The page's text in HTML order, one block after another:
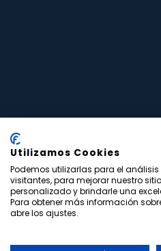
Utilizamos Cookies
Podemos utilizarlas para el
visitantes, para mejorar nuestro
personalizado y brindarle una
Para obtener más información
abre los ajustes.